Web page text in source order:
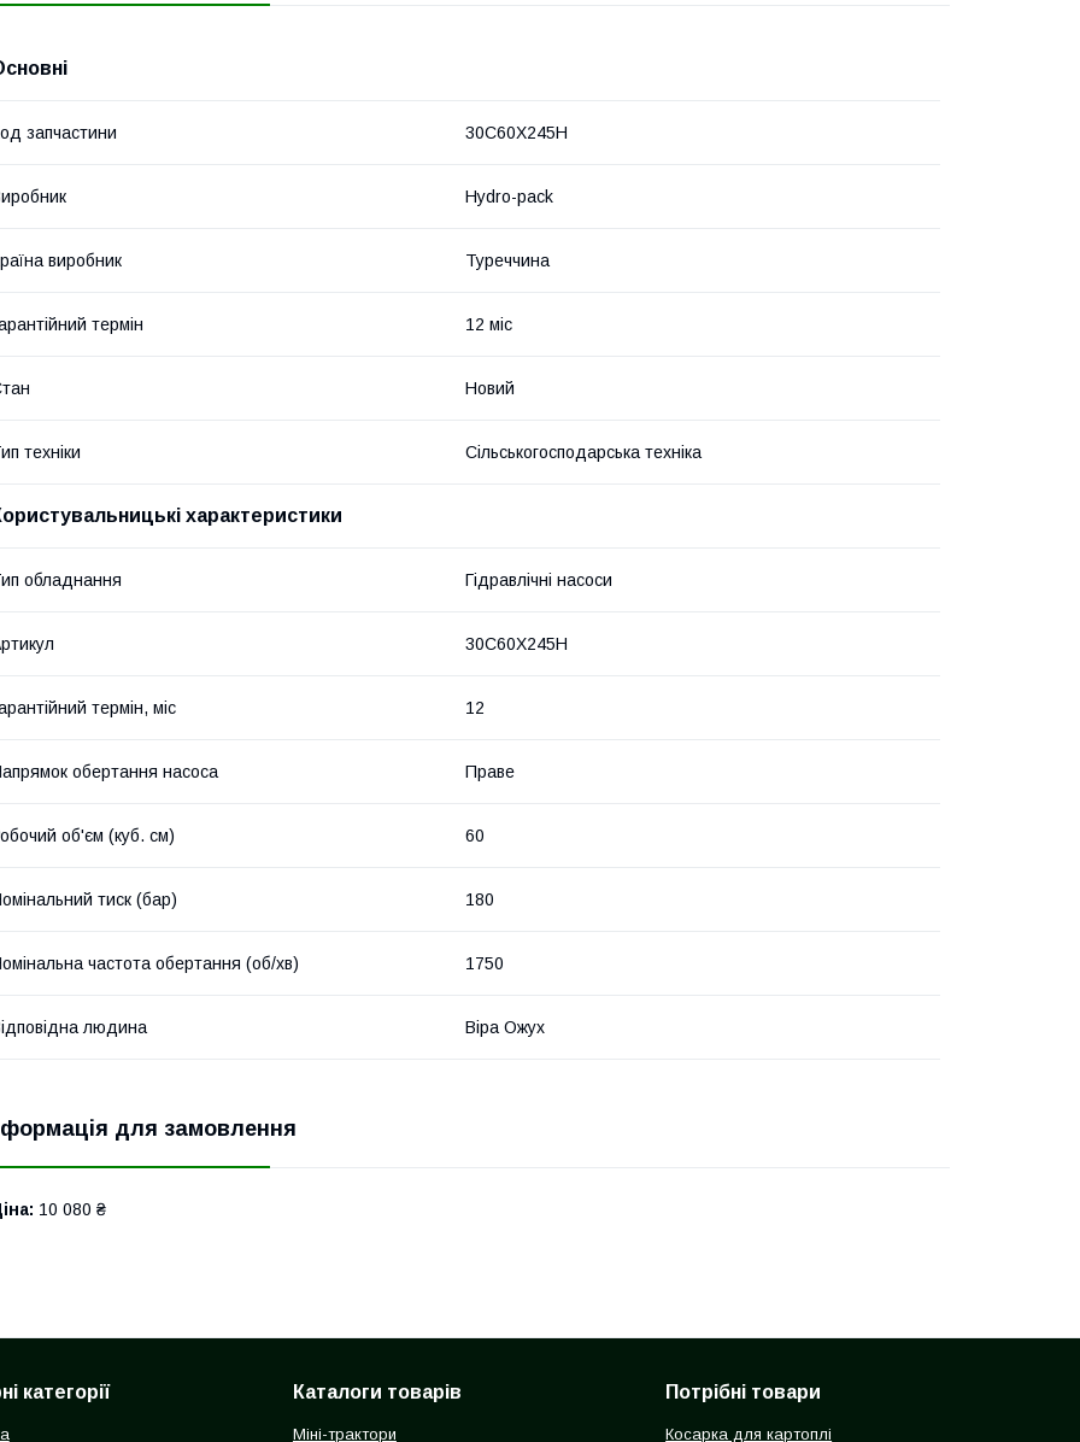
запчастини 30C60X245H
Hydro-pack
виробник Туреччина
термін 12 міс
Новий
техніки Сільськогосподарська техніка
характеристики
обладнання Гідравлічні насоси
30C60X245H
термін, міс 12
обертання насоса Праве
об'єм (куб. см) 60
тиск (бар) 180
частота обертання (об/хв) 1750
людина Віра Ожух
для замовлення
10 080 ₴
категорії Каталоги товарів
Міні-трактори
Потрібні товари
Косарка для картоплі